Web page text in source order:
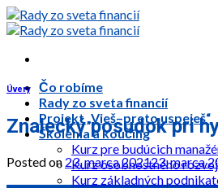
Skip
to
Čo robíme
Rady zo sveta financií
Projekt „Vieš–preto uspeješ“
Školenia a koučing
Kurz pre budúcich
Kurz osobnostného
Kurz základných
Úvery
Znalecký posudok pri
Posted on 23. marca 202123. marca